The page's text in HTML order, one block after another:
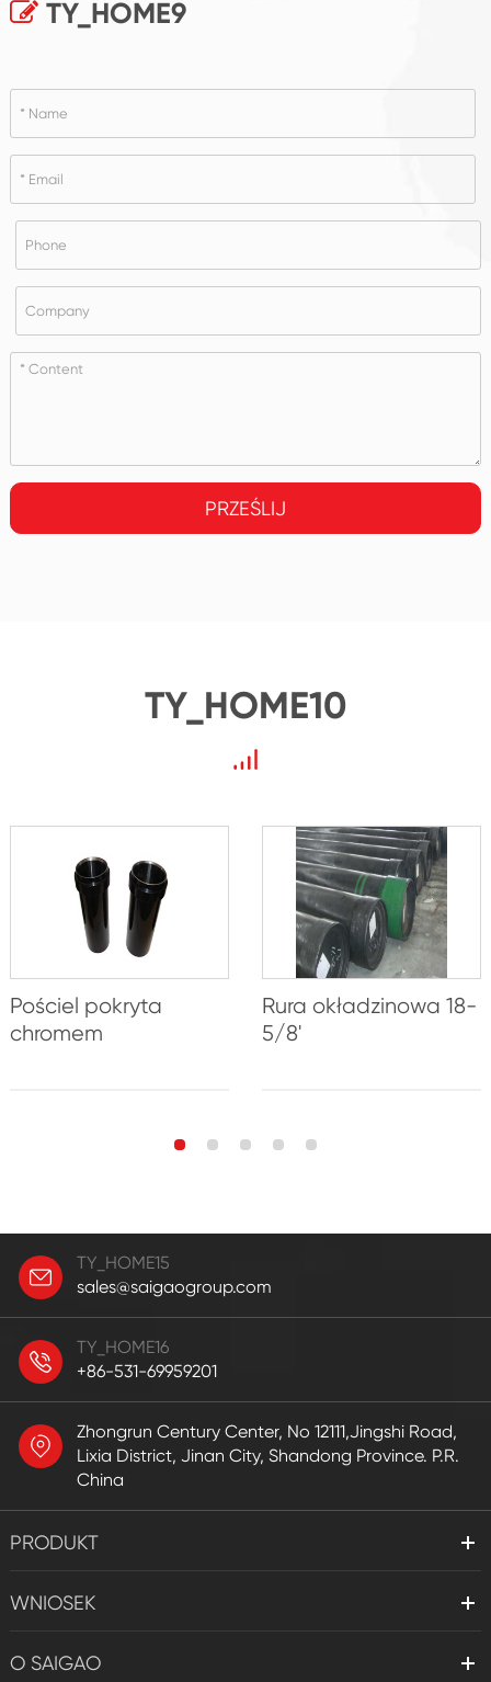
TY_HOME9
PRZEŚLIJ
TY_HOME10
Pościel pokryta
chromem
Rura okładzinowa 18-
5/8'
TY_HOME15
sales@saigaogroup.com
TY_HOME16
+86-531-69959201
Zhongrun Century Center, No 12111,Jingshi Road,
Lixia District, Jinan City, Shandong Province. P.R.
China
PRODUKT
WNIOSEK
O SAIGAO